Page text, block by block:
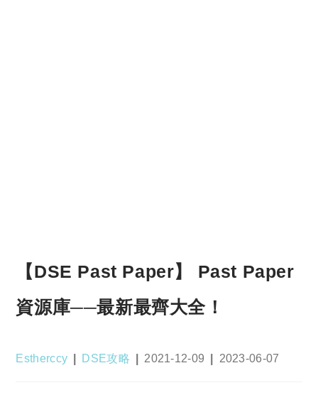
【DSE Past Paper】 Past Paper
資源庫──最新最齊大全！
Post
Estherccy
Post
DSE攻略
Post
2021-12-09
Post
2023-06-07